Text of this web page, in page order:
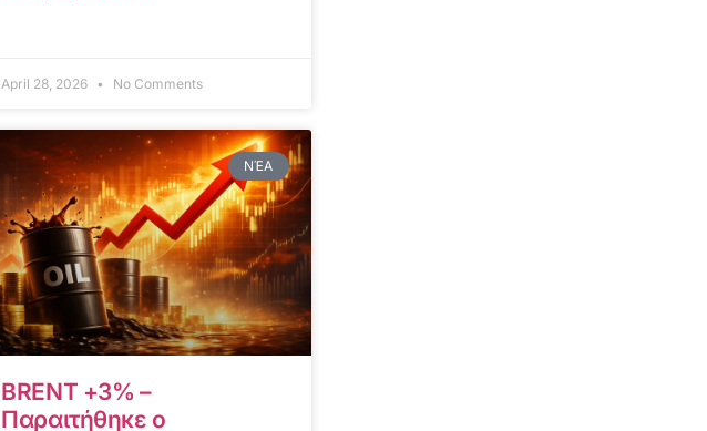
April 28, 2026 No Comments
ΝΈΑ
BRENT +3% –
Παραιτήθηκε ο